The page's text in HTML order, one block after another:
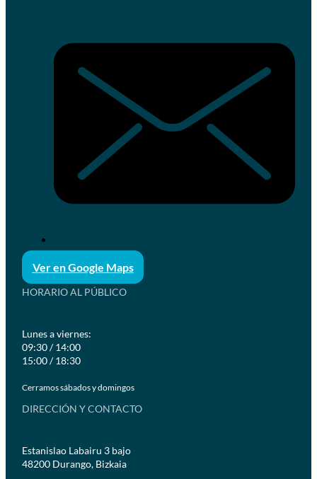
Ver en Google Maps
HORARIO AL PÚBLICO
Lunes a viernes:
09:30 / 14:00
15:00 / 18:30
Cerramos sábados y domingos
DIRECCIÓN Y CONTACTO
Estanislao Labairu 3 bajo
48200 Durango, Bizkaia